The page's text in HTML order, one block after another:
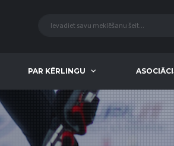
PAR KĒRLINGU